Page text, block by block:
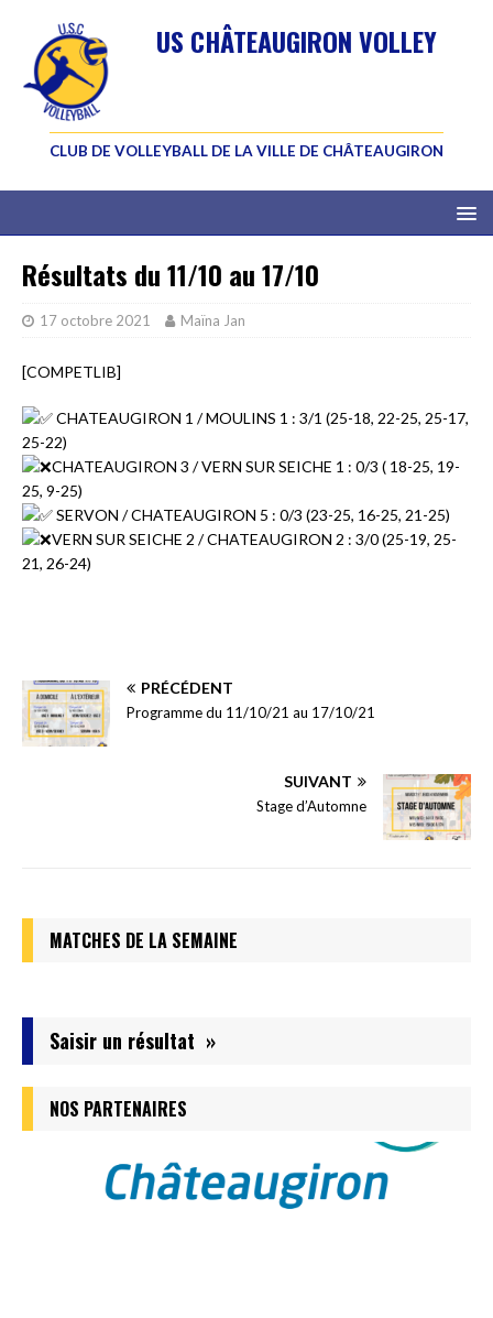
US CHÂTEAUGIRON VOLLEY
CLUB DE VOLLEYBALL DE LA VILLE DE CHÂTEAUGIRON
Résultats du 11/10 au 17/10
17 octobre 2021 Maïna Jan
[COMPETLIB]
CHATEAUGIRON 1 / MOULINS 1 : 3/1 (25-18, 22-25, 25-17,
25-22)
CHATEAUGIRON 3 / VERN SUR SEICHE 1 : 0/3 ( 18-25, 19-
25, 9-25)
SERVON / CHATEAUGIRON 5 : 0/3 (23-25, 16-25, 21-25)
VERN SUR SEICHE 2 / CHATEAUGIRON 2 : 3/0 (25-19, 25-
21, 26-24)
PRÉCÉDENT
Programme du 11/10/21 au 17/10/21
SUIVANT
Stage d’Automne
MATCHES DE LA SEMAINE
Saisir un résultat »
NOS PARTENAIRES